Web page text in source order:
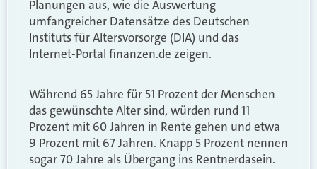
Planungen aus, wie die Auswertung
umfangreicher Datensätze des Deutschen
Instituts für Altersvorsorge (DIA) und das
Internet-Portal finanzen.de zeigen.
Während 65 Jahre für 51 Prozent der Menschen
das gewünschte Alter sind, würden rund 11
Prozent mit 60 Jahren in Rente gehen und etwa
9 Prozent mit 67 Jahren. Knapp 5 Prozent nennen
sogar 70 Jahre als Übergang ins Rentnerdasein.